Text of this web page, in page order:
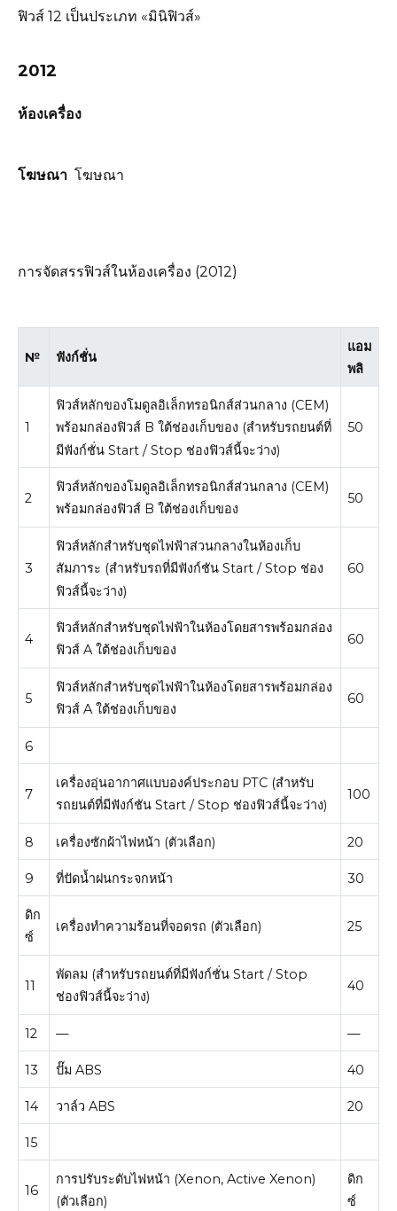
ฟิวส์ 12 เป็นประเภท «มินิฟิวส์»
2012
ห้องเครื่อง
โฆษณา โฆษณา
การจัดสรรฟิวส์ในห้องเครื่อง (2012)
№ ฟังก์ชั่น
แอม
พลิ
1
ฟิวส์หลักของโมดูลอิเล็กทรอนิกส์ส่วนกลาง (CEM)
พร้อมกล่องฟิวส์ B ใต้ช่องเก็บของ (สำหรับรถยนต์ที่
มีฟังก์ชั่น Start / Stop ช่องฟิวส์นี้จะว่าง)
50
2
ฟิวส์หลักของโมดูลอิเล็กทรอนิกส์ส่วนกลาง (CEM)
พร้อมกล่องฟิวส์ B ใต้ช่องเก็บของ
50
3
ฟิวส์​หลัก​สำหรับ​ชุด​ไฟฟ้าส่วนกลาง​ใน​ห้อง​เก็บ
สัมภาระ (สำหรับ​รถ​ที่​มี​ฟังก์ชัน Start / Stop ช่อง​
ฟิวส์​นี้​จะ​ว่าง)
60
4
ฟิวส์​หลัก​สำหรับ​ชุด​ไฟฟ้า​ใน​ห้องโดยสารพร้อม​กล่อง​
ฟิวส์ A ใต้​ช่องเก็บของ
60
5
ฟิวส์​หลัก​สำหรับ​ชุด​ไฟฟ้า​ใน​ห้องโดยสารพร้อม​กล่อง​
ฟิวส์ A ใต้​ช่องเก็บของ
60
6
7
เครื่องอุ่นอากาศแบบองค์ประกอบ PTC (สำหรับ
รถยนต์ที่มีฟังก์ชัน Start / Stop ช่องฟิวส์นี้จะว่าง)
100
8 เครื่องซักผ้าไฟหน้า (ตัวเลือก) 20
9 ที่ปัดน้ำฝนกระจกหน้า 30
ดิก
ซ์
เครื่องทำความร้อนที่จอดรถ (ตัวเลือก) 25
11
พัดลม (สำหรับรถยนต์ที่มีฟังก์ชั่น Start / Stop
ช่องฟิวส์นี้จะว่าง)
40
12 — —
13 ปั๊ม ABS 40
14 วาล์ว ABS 20
15
16
การปรับระดับไฟหน้า (Xenon, Active Xenon)
(ตัวเลือก)
ดิก
ซ์